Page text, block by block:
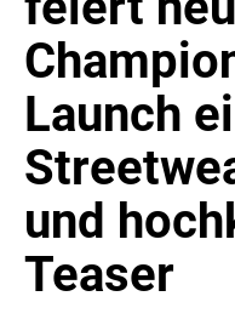
CARRERA
EORA
OPTIMUM NUTRITION
PROF. GEORGE BIRKMAYER
PUSTEFIX
META COMMUNICATION
REVELL
SONOS DE
Launch
und
Teaser